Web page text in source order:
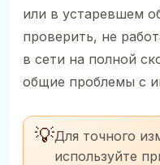
или в устаревшем
проверить, не
в сети на полной
общие проблемы с
💡Для точного
используйте